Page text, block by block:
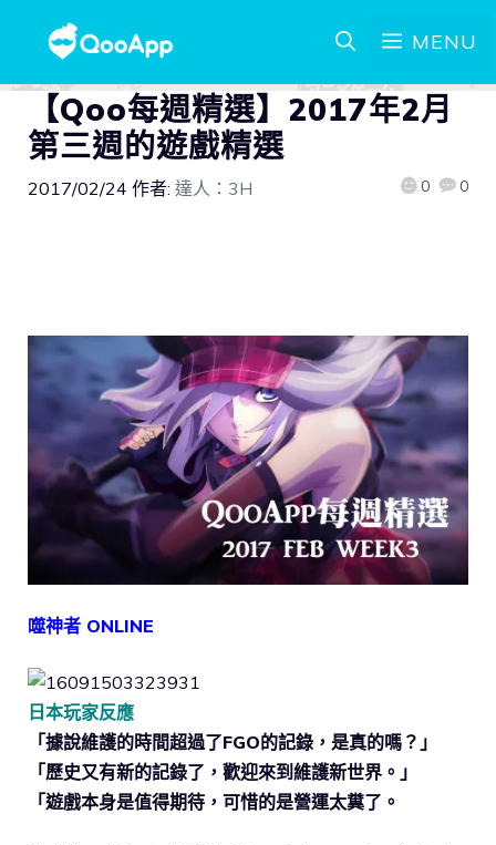
MENU
【Qoo每週精選】2017年2月
第三週的遊戲精選
2017/02/24 作者: 達人：3H 0 0
噬神者 ONLINE
日本玩家反應
「據說維護的時間超過了FGO的記錄，是真的嗎？」
「歷史又有新的記錄了，歡迎來到維護新世界。」
「遊戲本身是值得期待，可惜的是營運太糞了。